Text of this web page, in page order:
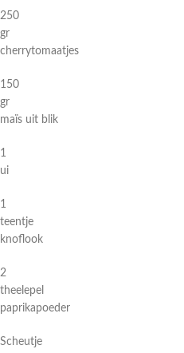
250
gr
cherrytomaatjes
150
gr
maïs uit blik
1
ui
1
teentje
knoflook
2
theelepel
paprikapoeder
Scheutje